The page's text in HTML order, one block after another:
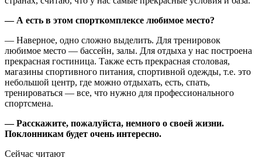
— А есть в этом спорткомплексе любимое место?
— Наверное, одно сложно выделить. Для тренировок
любимое место — бассейн, залы. Для отдыха у нас построена
прекрасная гостиница. Также есть прекрасная столовая,
магазины спортивного питания, спортивной одежды, т.е. это
небольшой центр, где можно отдыхать, есть, спать,
тренироваться — все, что нужно для профессионального
спортсмена.
— Расскажите, пожалуйста, немного о своей жизни.
Поклонникам будет очень интересно.
Сейчас читают